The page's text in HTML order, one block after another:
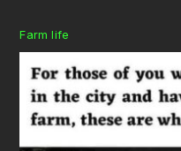
Farm life